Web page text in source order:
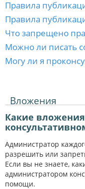
Правила
Правила
Что запрещено
Можно ли писать
Могу ли я
Вложения
Какие
Администратор
разрешить или
Если вы не знаете,
администратором
помощи.